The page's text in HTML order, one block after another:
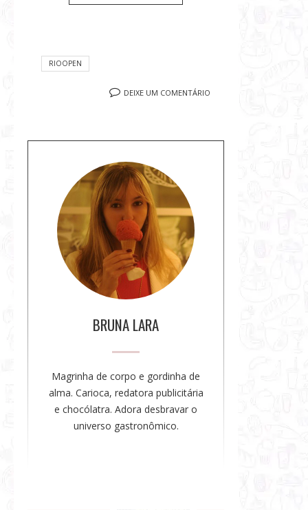
RIOOPEN
DEIXE UM COMENTÁRIO
BRUNA LARA
Magrinha de corpo e gordinha de
alma. Carioca, redatora publicitária
e chocólatra. Adora desbravar o
universo gastronômico.